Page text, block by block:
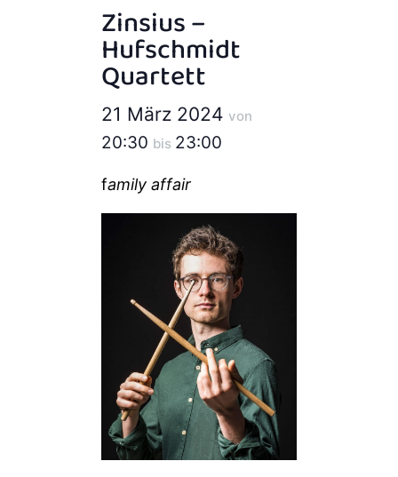
Zinsius –
Hufschmidt
Quartett
21 März 2024von
20:30 bis 23:00
family affair